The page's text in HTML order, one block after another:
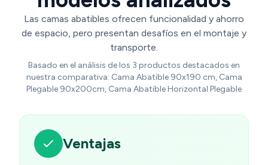
Las camas abatibles ofrecen funcionalidad y ahorro
de espacio, pero presentan desafíos en el montaje y
transporte.
Basado en el análisis de los 3 productos destacados en
nuestra comparativa: Cama Abatible 90x190 cm, Cama
Plegable 90x200cm, Cama Abatible Horizontal Plegable
Ventajas